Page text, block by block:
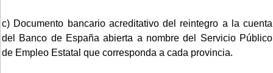
c) Documento bancario acreditativo del reintegro a la cuenta
del Banco de España abierta a nombre del Servicio Público
de Empleo Estatal que corresponda a cada provincia.